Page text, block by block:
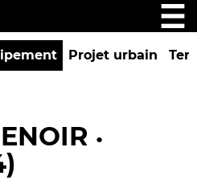
Projet urbain
•